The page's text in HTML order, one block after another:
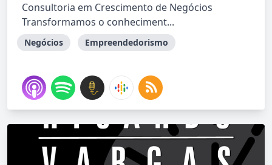
Consultoria em Crescimento de Negócios
Transformamos o conheciment...
Negócios Empreendedorismo